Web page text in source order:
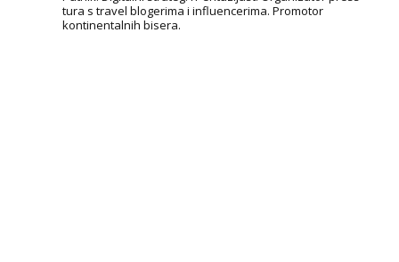
tura s travel blogerima i influencerima. Promotor
kontinentalnih bisera.